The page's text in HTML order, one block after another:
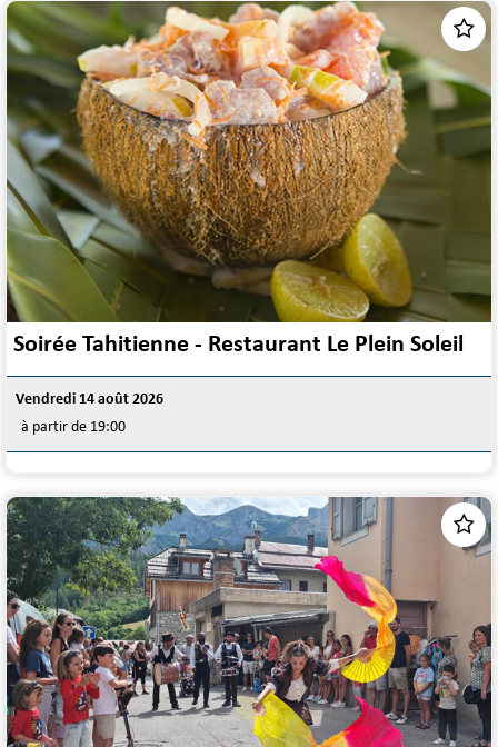
Soirée Tahitienne - Restaurant Le Plein Soleil
Vendredi 14 août 2026
à partir de 19:00